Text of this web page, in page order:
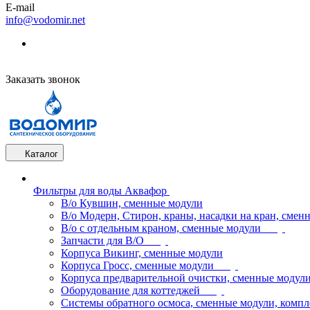
E-mail
info@vodomir.net
Заказать звонок
Каталог
Фильтры для воды Аквафор
В/о Кувшин, сменные модули
В/о Модерн, Стирон, краны, насадки на кран,
В/о с отдельным краном, сменные модули
Запчасти для В/О
Корпуса Викинг, сменные модули
Корпуса Гросс, сменные модули
Корпуса предварительной очистки, сменные модули
Оборудование для коттеджей
Системы обратного осмоса, сменные модули,